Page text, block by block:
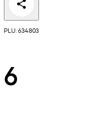
PLU: 634803
6